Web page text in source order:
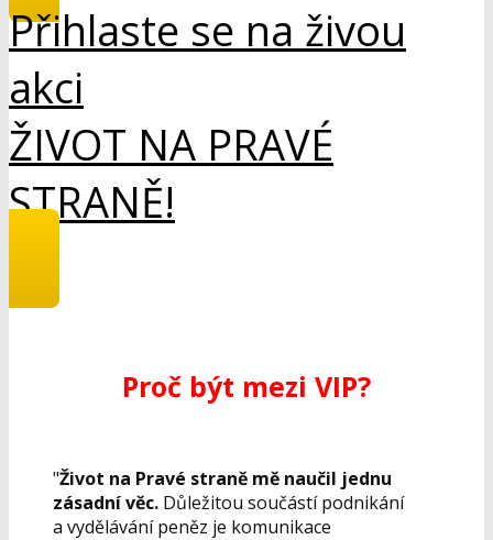
Přihlaste se na živou
akci
ŽIVOT NA PRAVÉ
STRANĚ!
Proč být mezi VIP?
"Život na Pravé straně mě naučil jednu
zásadní věc. Důležitou součástí podnikání
a vydělávání peněz je komunikace